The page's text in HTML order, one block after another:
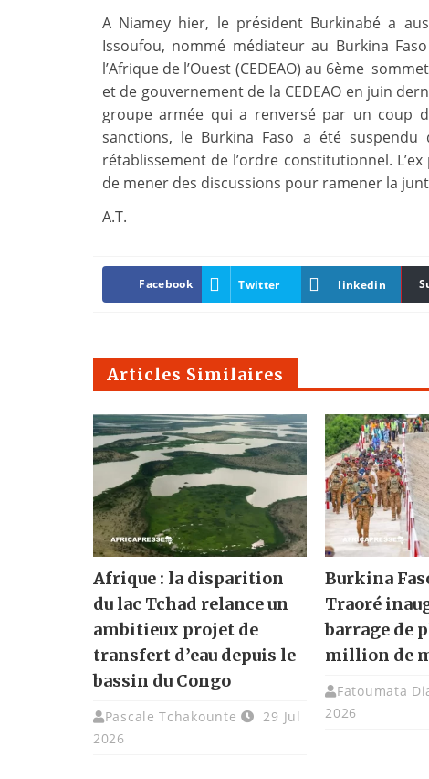
A Niamey hier, le président Burkinabé a
Issoufou, nommé médiateur au Burkina
l’Afrique de l’Ouest (CEDEAO) au 6ème
et de gouvernement de la CEDEAO en juin
groupe armée qui a renversé par un coup
sanctions, le Burkina Faso a été
rétablissement de l’ordre constitutionnel.
de mener des discussions pour ramener la
A.T.
Facebook Twitter linkedin
Articles Similaires
Afrique : la disparition
du lac Tchad relance un
ambitieux projet de
transfert d’eau depuis le
bassin du Congo
Pascale Tchakounte
29 Jul
2026
Burkina
Traoré
barrage de
million de
Fatoumata
2026